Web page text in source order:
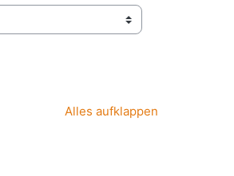
Alles aufklappen